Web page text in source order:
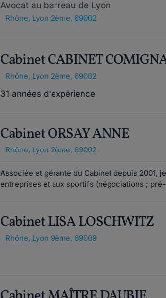
Avocat au barreau de Lyon
Rhône, Lyon 2ème, 69002
Cabinet CABINET
Rhône, Lyon 2ème, 69002
31 années d'expérience
Cabinet ORSAY ANNE
Rhône, Lyon 2ème, 69002
Associée et gérante du Cabinet depuis 2001,
entreprises et aux sportifs (négociations ;
Cabinet LISA LOSCHWITZ
Rhône, Lyon 9ème, 69009